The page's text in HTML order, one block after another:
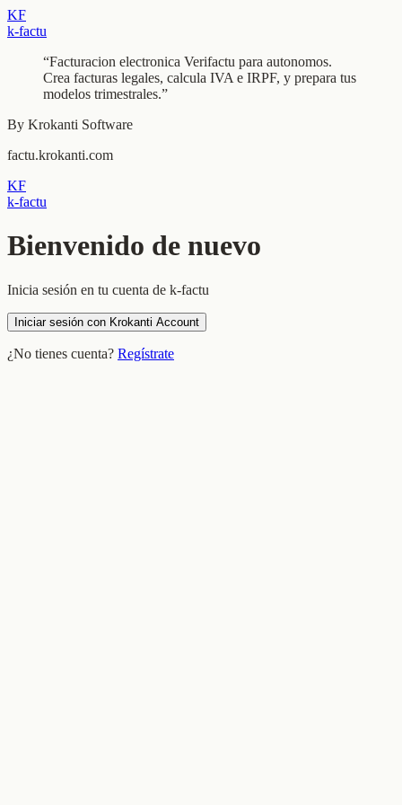
KF
k-factu
“Facturacion electronica Verifactu para autonomos.
Crea facturas legales, calcula IVA e IRPF, y prepara tus
modelos trimestrales.”
By Krokanti Software
factu.krokanti.com
KF
k-factu
Bienvenido de nuevo
Inicia sesión en tu cuenta de k-factu
Iniciar sesión con Krokanti Account
¿No tienes cuenta? Regístrate